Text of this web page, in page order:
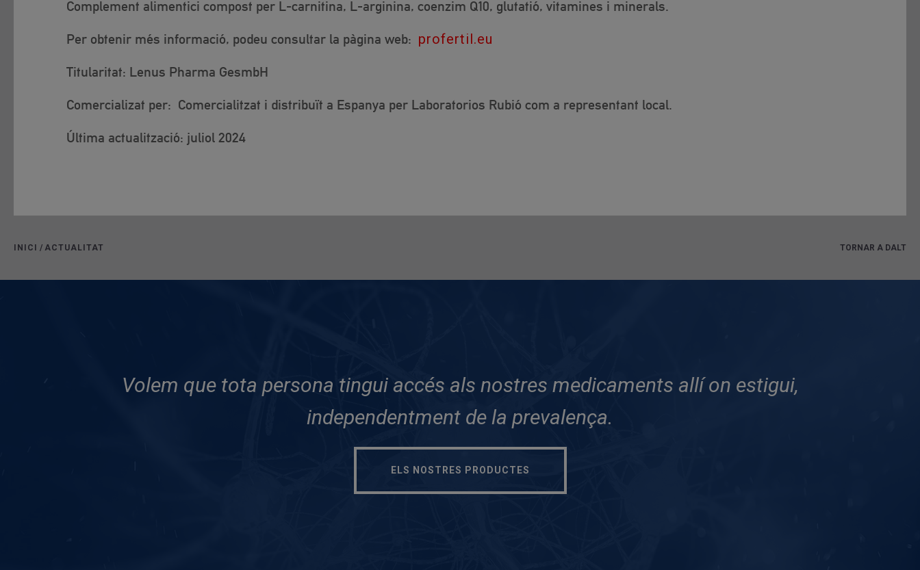
Complement alimentici compost per L-carnitina, L-arginina, coenzim Q10, glutatió, vitamines i minerals.
Per obtenir més informació, podeu consultar la pàgina web: profertil.eu
Titularitat: Lenus Pharma GesmbH
Comercializat per: Comercialitzat i distribuït a Espanya per Laboratorios Rubió com a representant local.
Última actualització: juliol 2024
INICI / ACTUALITAT TORNAR A DALT
Volem que tota persona tingui accés als nostres medicaments allí on estigui,
independentment de la prevalença.
ELS NOSTRES PRODUCTES